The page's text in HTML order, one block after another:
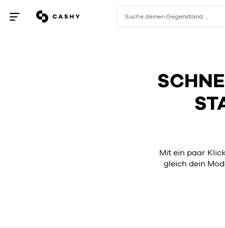
Menü
Suche deinen Gegenstand …
Mit ein paar
gleich dein